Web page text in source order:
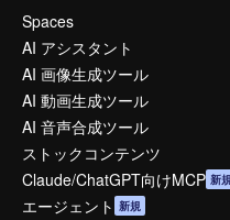
Spaces
AI アシスタント
AI 画像生成ツール
AI 動画生成ツール
AI 音声合成ツール
ストックコンテンツ
Claude/ChatGPT向けMCP 新
エージェント 新規